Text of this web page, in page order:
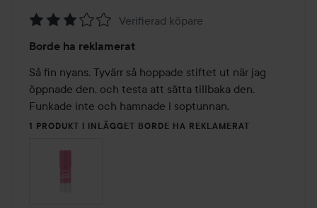
3
av
5
Verifierad köpare
Borde ha reklamerat
Så fin nyans. Tyvärr så hoppade stiftet ut när jag
öppnade den, och testa att sätta tillbaka den.
Funkade inte och hamnade i soptunnan.
1 PRODUKT I INLÄGGET BORDE HA REKLAMERAT